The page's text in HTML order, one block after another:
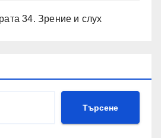
34. Зрение и слух
Търсене